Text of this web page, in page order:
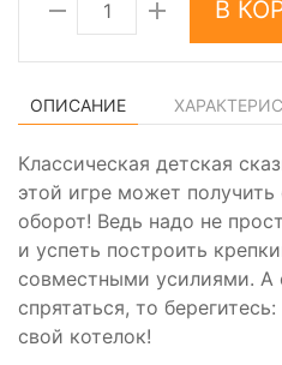
В
ОПИСАНИЕ
Классическая детская
этой игре может
оборот! Ведь надо не
и успеть построить
совместными усилиями. А
спрятаться, то
свой котелок!